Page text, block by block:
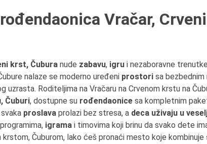
Vračar,
krst, Čubura nude zabavu, igru i nezaboravne
nalaze se moderno uređeni prostori sa bezbednim
uzrasta. Roditeljima na Vračaru na Crvenom krstu na
Čuburi, dostupne su rođendaonice sa kompletnim
proslava prolazi bez stresa, a deca uživaju u
igrama i timovima koji brinu da svako dete
Čuburom, lako ćeš pronaći mesto koje kombinuje